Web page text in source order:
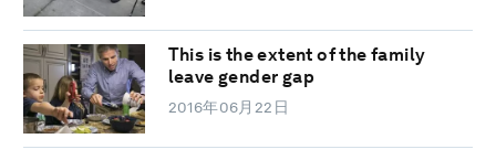
This is the extent of the family
leave gender gap
2016年06月22日